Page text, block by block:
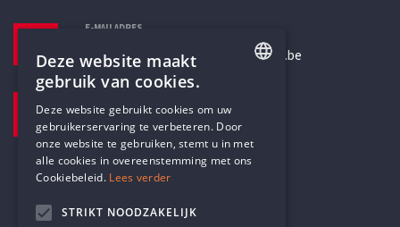
E-MAILADRES
secretariaat@humanistischverbond.be
Pottenbrug 4
Antwerpen, 2000
DUTCH
Deze website maakt
gebruik van cookies.
Deze website gebruikt cookies om uw
gebruikerservaring te verbeteren. Door
onze website te gebruiken, stemt u in met
alle cookies in overeenstemming met ons
Cookiebeleid. Lees verder
STRIKT NOODZAKELIJK